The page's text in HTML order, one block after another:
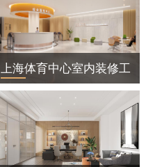
上海体育中心室内装修工
程